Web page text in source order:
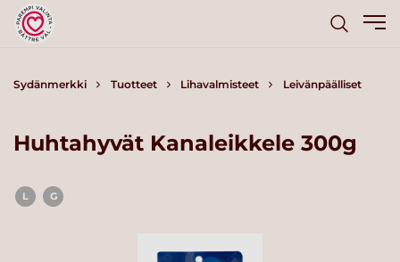
Sydänmerkki Tuotteet Lihavalmisteet Leivänpäälliset
Huhtahyvät Kanaleikkele 300g
L G